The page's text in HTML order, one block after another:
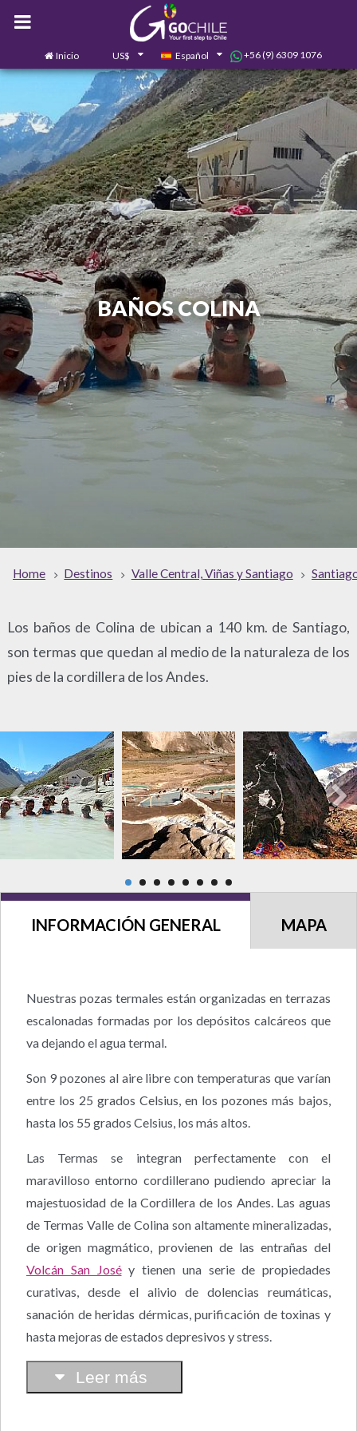
Inicio US$ Español +56 (9) 6309 1076
Contáctanos 0
BAÑOS COLINA
Home Destinos Valle Central, Viñas y Santiago
Los baños de Colina de ubican a 140 km. de Santiago,
son termas que quedan al medio de la naturaleza de los
pies de la cordillera de los Andes.
INFORMACIÓN GENERAL MAPA
Nuestras pozas termales están organizadas en terrazas
escalonadas formadas por los depósitos calcáreos que
va dejando el agua termal.
Son 9 pozones al aire libre con temperaturas que varían
entre los 25 grados Celsius, en los pozones más bajos,
hasta los 55 grados Celsius, los más altos.
Las Termas se integran perfectamente con el
maravilloso entorno cordillerano pudiendo apreciar la
majestuosidad de la Cordillera de los Andes. Las aguas
de Termas Valle de Colina son altamente mineralizadas,
de origen magmático, provienen de las entrañas del
Volcán San Joséy tienen una serie de propiedades
curativas, desde el alivio de dolencias reumáticas,
sanación de heridas dérmicas, purificación de toxinas y
hasta mejoras de estados depresivos y stress.
Leer más